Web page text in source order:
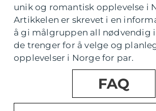
unik og romantisk opplevelse i
Artikkelen er skrevet i en
å gi målgruppen all nødvendig
de trenger for å velge og
opplevelser i Norge for par.
FAQ